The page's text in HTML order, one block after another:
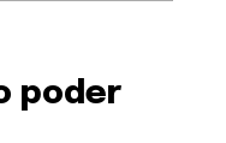
poder